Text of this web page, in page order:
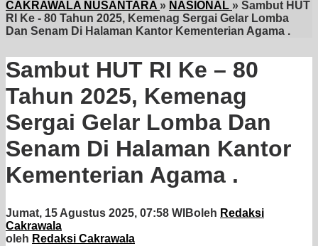
CAKRAWALA NUSANTARA » NASIONAL » Sambut HUT
RI Ke - 80 Tahun 2025, Kemenag Sergai Gelar Lomba
Dan Senam Di Halaman Kantor Kementerian Agama .
Sambut HUT RI Ke – 80
Tahun 2025, Kemenag
Sergai Gelar Lomba Dan
Senam Di Halaman Kantor
Kementerian Agama .
Jumat, 15 Agustus 2025, 07:58 WIBoleh Redaksi
Cakrawala
oleh Redaksi Cakrawala